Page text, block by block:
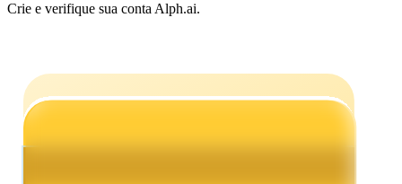
Ganhar
Crie e verifique sua conta Alph.ai.